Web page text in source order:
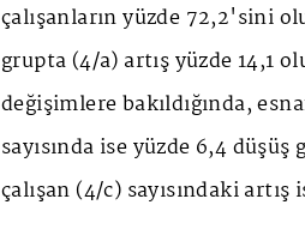
çalışanların yüzde 72,2'sini
grupta (4/a) artış yüzde 14,1
değişimlere bakıldığında,
sayısında ise yüzde 6,4
çalışan (4/c) sayısındaki